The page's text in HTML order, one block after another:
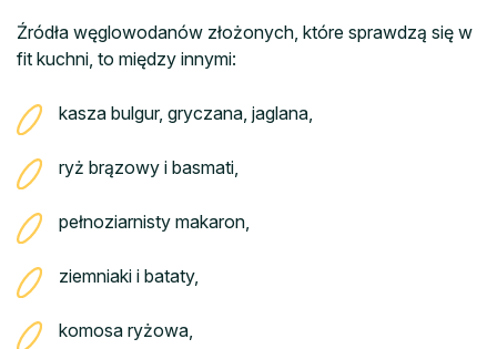
Źródła węglowodanów złożonych, które sprawdzą się w
fit kuchni, to między innymi:
kasza bulgur, gryczana, jaglana,
ryż brązowy i basmati,
pełnoziarnisty makaron,
ziemniaki i bataty,
komosa ryżowa,